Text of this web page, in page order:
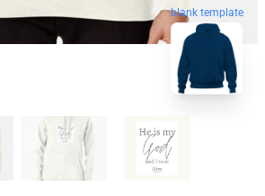
blank template